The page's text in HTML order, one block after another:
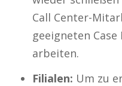
Call Center-
geeigneten
arbeiten.
Filialen: Um zu